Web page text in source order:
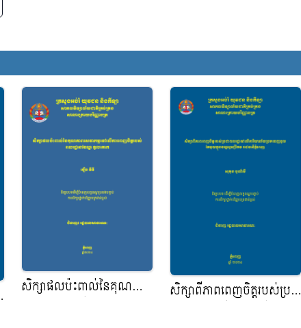
សិក្សាផលប៉ះពាល់នៃគុណភាព
សិក្សាពីភាពពេញចិត្តរបស់ប្រជា